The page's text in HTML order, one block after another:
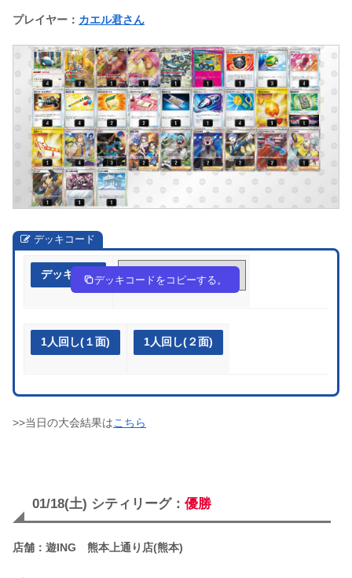
プレイヤー： カエル君さん
デッキコード
デッキ作成 Q6LHQQ-MFQwN8-nL9gNg
デッキコードをコピーする。
1人回し(１面) 1人回し(２面)
>>当日の大会結果はこちら
01/18(土) シティリーグ： 優勝
店舗：遊ING 熊本上通り店(熊本)